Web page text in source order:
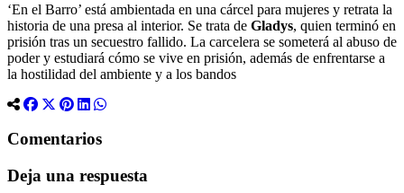
‘En el Barro’ está ambientada en una cárcel para mujeres y retrata la
historia de una presa al interior. Se trata de Gladys, quien terminó en
prisión tras un secuestro fallido. La carcelera se someterá al abuso de
poder y estudiará cómo se vive en prisión, además de enfrentarse a
la hostilidad del ambiente y a los bandos
Comentarios
Deja una respuesta